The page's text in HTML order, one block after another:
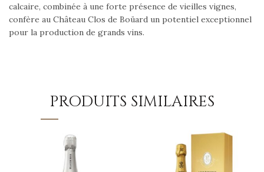
calcaire, combinée à une forte présence de vieilles vignes,
confère au Château Clos de Boüard un potentiel exceptionnel
pour la production de grands vins.
PRODUITS SIMILAIRES